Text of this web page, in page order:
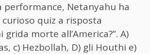
performance, Netanyahu ha
quiz a risposta
grida morte all’America?”. A)
c) Hezbollah, D) gli Houthi e)